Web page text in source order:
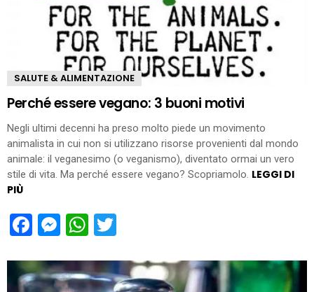
SALUTE & ALIMENTAZIONE
Perché essere vegano: 3 buoni motivi
Negli ultimi decenni ha preso molto piede un movimento
animalista in cui non si utilizzano risorse provenienti dal mondo
animale: il veganesimo (o veganismo), diventato ormai un vero
stile di vita. Ma perché essere vegano? Scopriamolo. LEGGI DI
PIÙ
Facebook
Messenger
WhatsApp